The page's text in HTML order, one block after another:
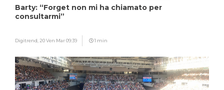
Barty: “Forget non mi ha chiamato per
consultarmi”
Digitrend, 20 Ven Mar 09:39 1 min